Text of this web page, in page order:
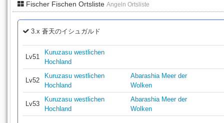
Fischer Fischen Ortsliste Angeln Ortsliste
3.x 蒼天のイシュガルド
Lv51
Kuruzasu westlichen
Hochland
Lv52
Kuruzasu westlichen
Hochland
Abarashia Meer der
Wolken
Lv53
Kuruzasu westlichen
Hochland
Abarashia Meer der
Wolken